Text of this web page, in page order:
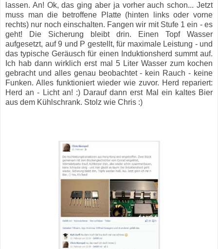
lassen. An! Ok, das ging aber ja vorher auch schon... Jetzt
muss man die betroffene Platte (hinten links oder vorne
rechts) nur noch einschalten. Fangen wir mit Stufe 1 ein - es
geht! Die Sicherung bleibt drin. Einen Topf Wasser
aufgesetzt, auf 9 und P gestellt, für maximale Leistung - und
das typische Geräusch für einen Induktionsherd summt auf.
Ich hab dann wirklich erst mal 5 Liter Wasser zum kochen
gebracht und alles genau beobachtet - kein Rauch - keine
Funken. Alles funktioniert wieder wie zuvor. Herd repariert:
Herd an - Licht an! :) Darauf dann erst Mal ein kaltes Bier
aus dem Kühlschrank. Stolz wie Chris :)